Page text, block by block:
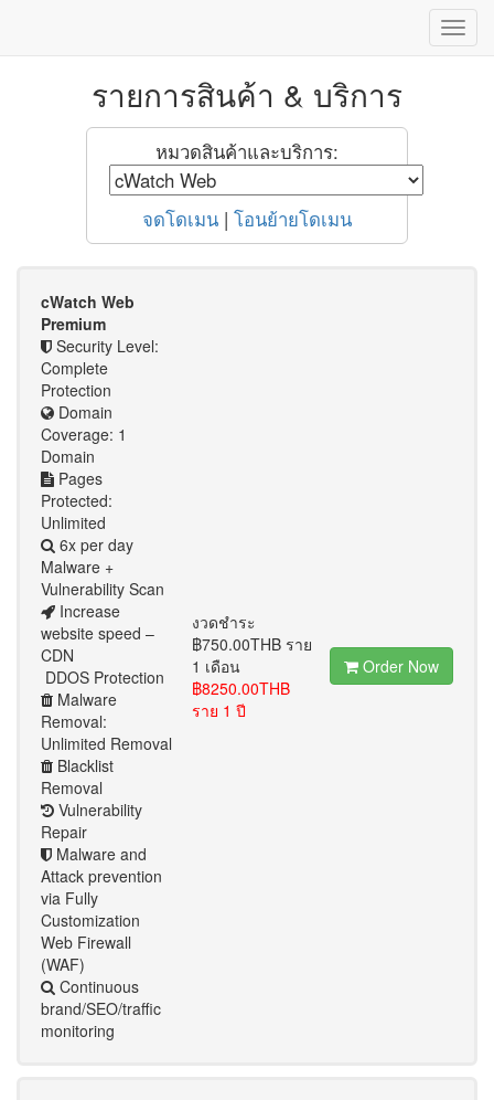
รายการสินค้า & บริการ
หมวดสินค้าและบริการ:
จดโดเมน | โอนย้ายโดเมน
cWatch Web
Premium
Security Level:
Complete
Protection
Domain
Coverage: 1
Domain
Pages
Protected:
Unlimited
6x per day
Malware +
Vulnerability Scan
Increase
website speed –
CDN
DDOS Protection
Malware
Removal:
Unlimited Removal
Blacklist
Removal
Vulnerability
Repair
Malware and
Attack prevention
via Fully
Customization
Web Firewall
(WAF)
Continuous
brand/SEO/traffic
monitoring
งวดชำระ
฿750.00THB ราย
1 เดือน
฿8250.00THB
ราย 1 ปี
Order Now